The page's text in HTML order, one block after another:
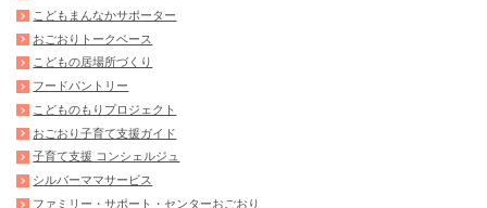
こどもまんなかサポーター
おごおりトークベース
こどもの居場所づくり
フードパントリー
こどものもりプロジェクト
おごおり子育て支援ガイド
子育て支援 コンシェルジュ
シルバーママサービス
ファミリー・サポート・センターおごおり